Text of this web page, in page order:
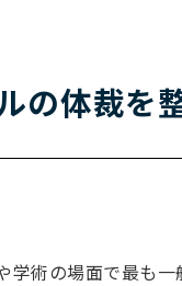
の体裁を
学術の場面で最も